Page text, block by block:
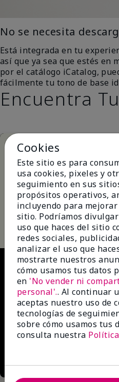
No se necesita
Está integrada en tu
así que ya sea que estés en
por el catálogo iCatalog,
fácilmente tu tono de base
Encuentra
Cookies
Este sitio es para
usa cookies, pixeles y
seguimiento en sus
propósitos operativos,
incluyendo para
sitio. Podríamos
uso que haces del sitio
redes sociales,
analizar el uso que
mostrarte nuestros
cómo usamos tus datos
en 'No vender ni
personal'.. Al continuar
aceptas nuestro uso de
tecnologías de
sobre cómo usamos tus
consulta nuestra